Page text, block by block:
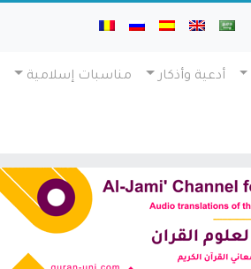
أدعية وأذكار مناسبات إسلامية